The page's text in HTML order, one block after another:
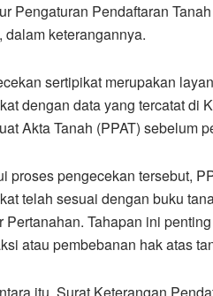
Pengaturan Pendaftaran
dalam keterangannya.
sertipikat merupakan
dengan data yang tercatat di
Akta Tanah (PPAT) sebelum
proses pengecekan tersebut,
telah sesuai dengan buku
Pertanahan. Tahapan ini
atau pembebanan hak atas